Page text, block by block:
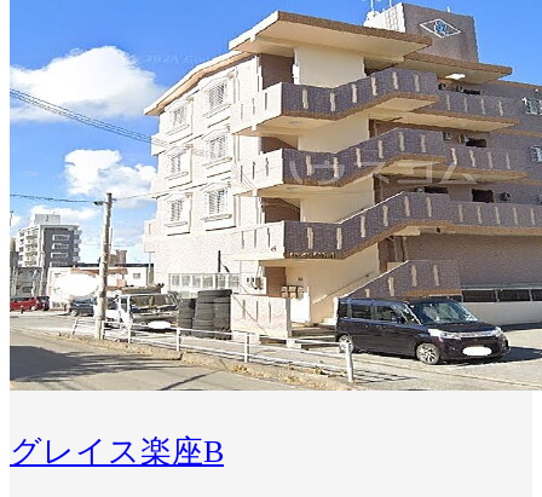
グレイス楽座B